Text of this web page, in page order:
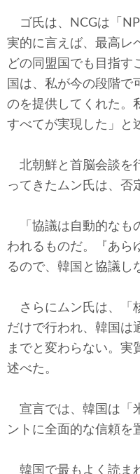
ゴ氏は、NCGは「
実的に言えば、最高レ
どの同盟国でも目指す
国は、私が今の段階で
のを提供してくれた。
すべてが実現した」と
北朝鮮と首脳会談を
ってきたムン氏は、否
「協議は自動的なも
われるものだ。『あら
るので、韓国と協議し
さらにムン氏は、「
だけで行われ、韓国は
までと変わらない。実
述べた。
宣言では、韓国は「
ントに全面的な信頼を
韓国で最もよく読ま